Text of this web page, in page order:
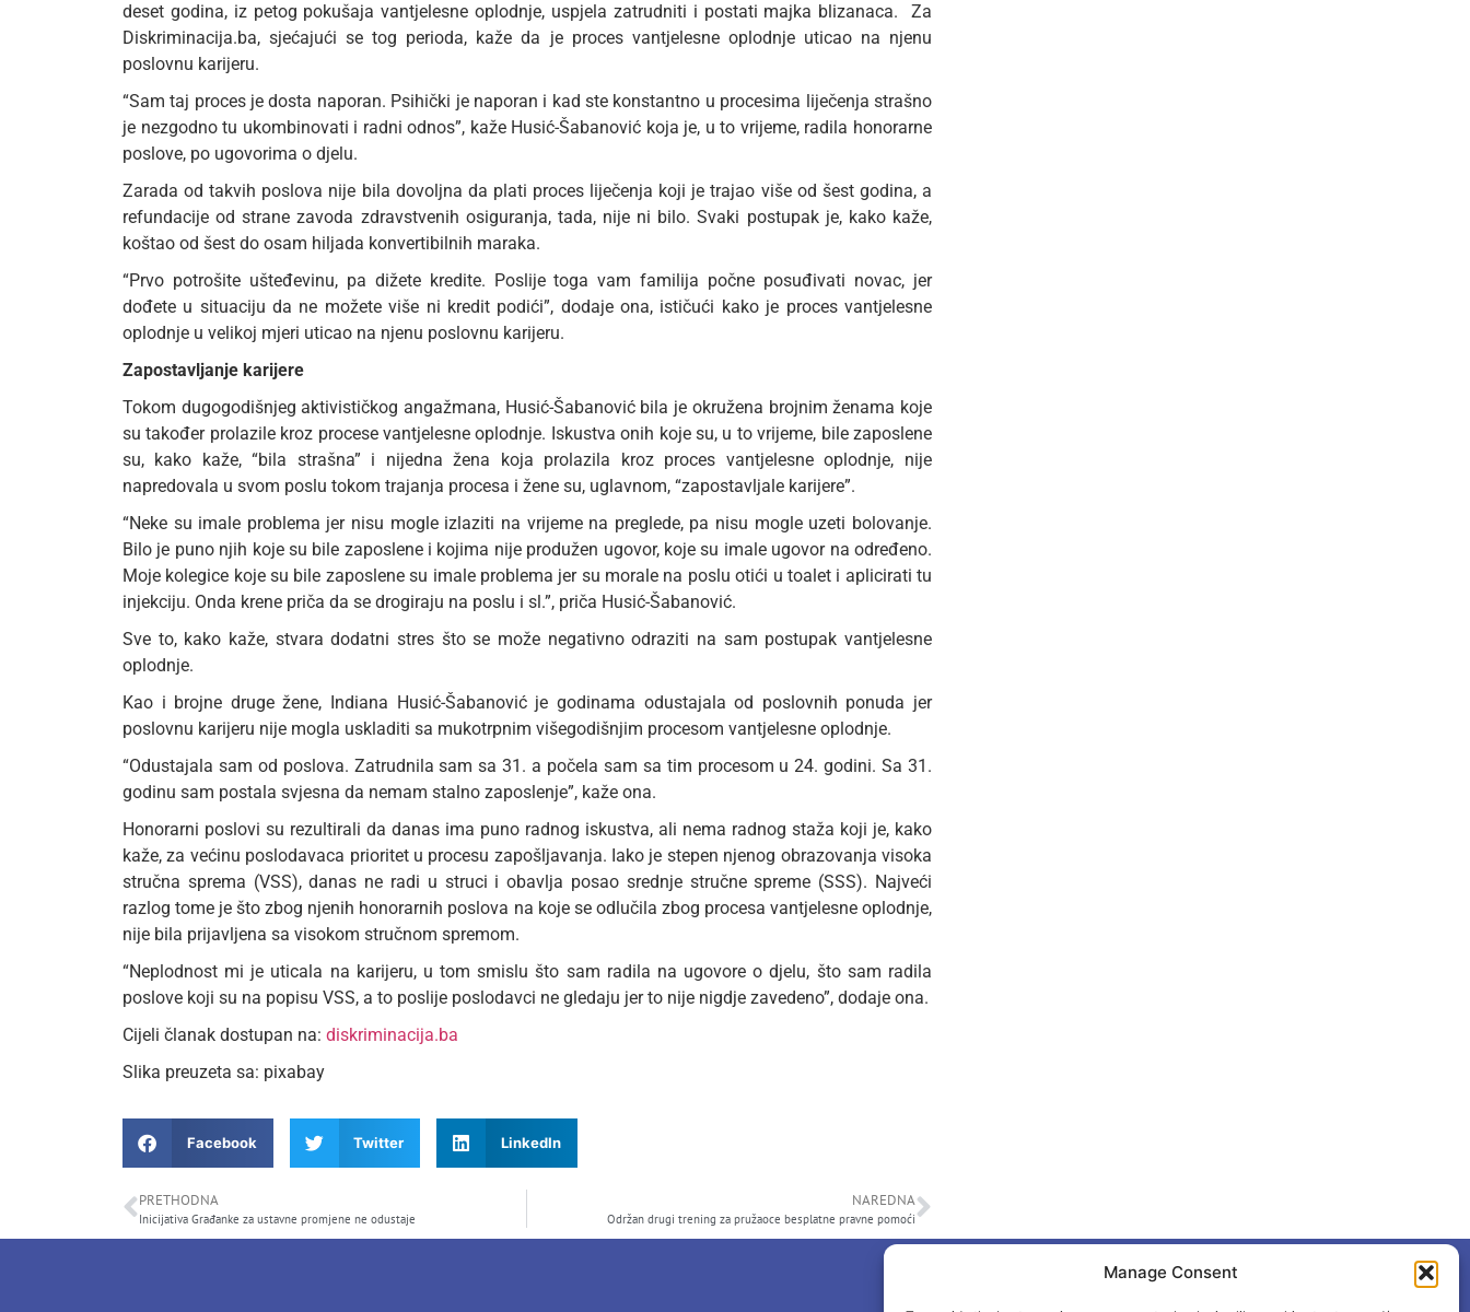
Manage Consent
deset godina, iz petog pokušaja vantjelesne oplodnje, uspjela zatrudniti i postati majka blizanaca. Za
Diskriminacija.ba, sjećajući se tog perioda, kaže da je proces vantjelesne oplodnje uticao na njenu
poslovnu karijeru.
“Sam taj proces je dosta naporan. Psihički je naporan i kad ste konstantno u procesima liječenja strašno
je nezgodno tu ukombinovati i radni odnos”, kaže Husić-Šabanović koja je, u to vrijeme, radila honorarne
poslove, po ugovorima o djelu.
Zarada od takvih poslova nije bila dovoljna da plati proces liječenja koji je trajao više od šest godina, a
refundacije od strane zavoda zdravstvenih osiguranja, tada, nije ni bilo. Svaki postupak je, kako kaže,
koštao od šest do osam hiljada konvertibilnih maraka.
“Prvo potrošite ušteđevinu, pa dižete kredite. Poslije toga vam familija počne posuđivati novac, jer
dođete u situaciju da ne možete više ni kredit podići”, dodaje ona, ističući kako je proces vantjelesne
oplodnje u velikoj mjeri uticao na njenu poslovnu karijeru.
Zapostavljanje karijere
Tokom dugogodišnjeg aktivističkog angažmana, Husić-Šabanović bila je okružena brojnim ženama koje
su također prolazile kroz procese vantjelesne oplodnje. Iskustva onih koje su, u to vrijeme, bile zaposlene
su, kako kaže, “bila strašna” i nijedna žena koja prolazila kroz proces vantjelesne oplodnje, nije
napredovala u svom poslu tokom trajanja procesa i žene su, uglavnom, “zapostavljale karijere”.
“Neke su imale problema jer nisu mogle izlaziti na vrijeme na preglede, pa nisu mogle uzeti bolovanje.
Bilo je puno njih koje su bile zaposlene i kojima nije produžen ugovor, koje su imale ugovor na određeno.
Moje kolegice koje su bile zaposlene su imale problema jer su morale na poslu otići u toalet i aplicirati tu
injekciju. Onda krene priča da se drogiraju na poslu i sl.”, priča Husić-Šabanović.
Sve to, kako kaže, stvara dodatni stres što se može negativno odraziti na sam postupak vantjelesne
oplodnje.
Kao i brojne druge žene, Indiana Husić-Šabanović je godinama odustajala od poslovnih ponuda jer
poslovnu karijeru nije mogla uskladiti sa mukotrpnim višegodišnjim procesom vantjelesne oplodnje.
“Odustajala sam od poslova. Zatrudnila sam sa 31. a počela sam sa tim procesom u 24. godini. Sa 31.
godinu sam postala svjesna da nemam stalno zaposlenje”, kaže ona.
Honorarni poslovi su rezultirali da danas ima puno radnog iskustva, ali nema radnog staža koji je, kako
kaže, za većinu poslodavaca prioritet u procesu zapošljavanja. Iako je stepen njenog obrazovanja visoka
stručna sprema (VSS), danas ne radi u struci i obavlja posao srednje stručne spreme (SSS). Najveći
razlog tome je što zbog njenih honorarnih poslova na koje se odlučila zbog procesa vantjelesne oplodnje,
nije bila prijavljena sa visokom stručnom spremom.
“Neplodnost mi je uticala na karijeru, u tom smislu što sam radila na ugovore o djelu, što sam radila
poslove koji su na popisu VSS, a to poslije poslodavci ne gledaju jer to nije nigdje zavedeno”, dodaje ona.
Cijeli članak dostupan na: diskriminacija.ba
Slika preuzeta sa: pixabay
Facebook Twitter LinkedIn
PRETHODNA
Inicijativa Građanke za ustavne promjene ne odustaje
NAREDNA
Održan drugi trening za pružaoce besplatne pravne pomoći